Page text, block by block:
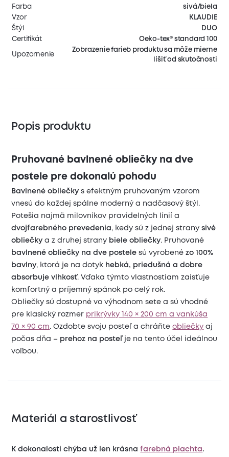
Farba
sivá/biela
Vzor
KLAUDIE
Štýl
DUO
Certifikát
Oeko-tex® standard 100
Upozornenie
Zobrazenie farieb produktu sa môže mierne
líšiť od skutočnosti
Popis produktu
Pruhované bavlnené obliečky na dve
postele pre dokonalú pohodu
Bavlnené obliečky s efektným pruhovaným vzorom
vnesú do každej spálne moderný a nadčasový štýl.
Potešia najmä milovníkov pravidelných línií a
dvojfarebného prevedenia, kedy sú z jednej stranysivé
obliečky a z druhej strany biele obliečky. Pruhované
bavlnené obliečky na dve postele sú vyrobenézo 100%
bavlny, ktorá je na dotyk hebká, priedušná a dobre
absorbuje vlhkosť. Vďaka týmto vlastnostiam zaisťuje
komfortný a príjemný spánok po celý rok.
Obliečky sú dostupné vo výhodnom sete a sú vhodné
pre klasický rozmer prikrývky 140 × 200 cm a vankúša
70 × 90 cm. Ozdobte svoju posteľ a chráňteobliečky aj
počas dňa – prehoz na posteľje na tento účel ideálnou
voľbou.
Materiál a starostlivosť
K dokonalosti chýba už len krásnafarebná plachta.